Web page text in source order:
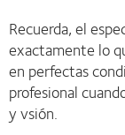
Recuerda, el
exactamente lo
en perfectas
profesional
y vsión.